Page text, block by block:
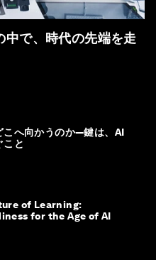
中で、時代の先端を走
こへ向かうのか―鍵は、AI
こと
of Learning:
for the Age of AI